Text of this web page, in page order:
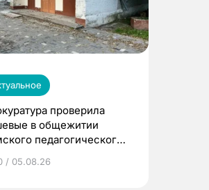
проверила
в общежитии
педагогического
/ 05.08.26